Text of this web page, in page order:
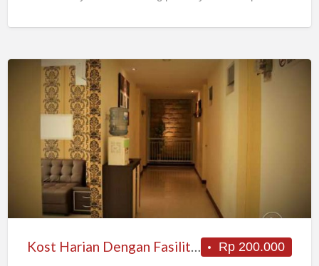
Harian
Dengan
Galaxy
Rp 200.000
Kost Harian Dengan Fasilitas Hotel Dekat Galaxy Mall